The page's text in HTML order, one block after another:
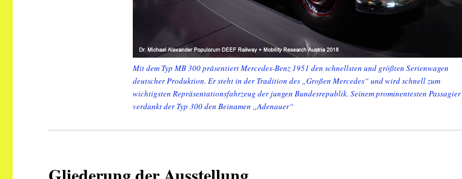
Mit dem Typ MB 300 präsentiert Mercedes-Benz 1951 den schnellsten und größten Serienwagen
deutscher Produktion. Er steht in der Tradition des „Großen Mercedes“ und wird schnell zum
wichtigsten Repräsentationsfahrzeug der jungen Bundesrepublik. Seinem prominentesten Passagier
verdankt der Typ 300 den Beinamen „Adenauer“